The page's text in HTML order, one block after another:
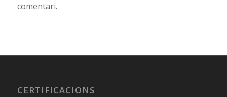
comentari.
CERTIFICACIONS